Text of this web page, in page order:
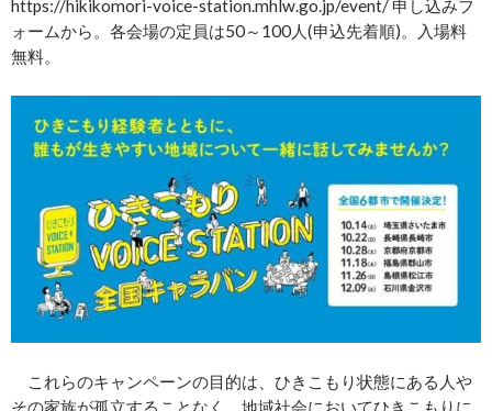
https://hikikomori-voice-station.mhlw.go.jp/event/ 申し込みフ
ォームから。各会場の定員は50～100人(申込先着順)。入場料
無料。
これらのキャンペーンの目的は、ひきこもり状態にある人や
その家族が孤立することなく、地域社会においてひきこもりに